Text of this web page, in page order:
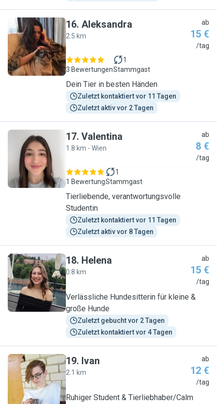
A
16. Aleksandra
2.5 km
ab
15 €
/tag
3 Bewertungen
1
Stammgast
Dein Tier in besten Händen
Zuletzt kontaktiert vor 11 Tagen
Zuletzt aktiv vor 2 Tagen
V
17. Valentina
1.8 km - Wien
ab
8 €
/tag
1 Bewertung
1
Stammgast
Tierliebende, verantwortungsvolle
Studentin
Zuletzt kontaktiert vor 11 Tagen
Zuletzt aktiv vor 8 Tagen
H
18. Helena
0.8 km
ab
15 €
/tag
Verlässliche Hundesitterin für kleine &
große Hunde
Zuletzt gebucht vor 2 Tagen
Zuletzt kontaktiert vor 4 Tagen
I
19. Ivan
2.1 km
ab
12 €
/tag
Ruhiger Student & Tierliebhaber/Calm